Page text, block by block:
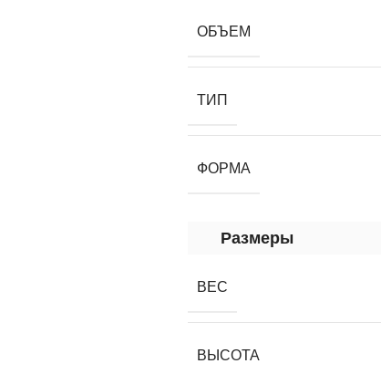
ОБЪЕМ
ТИП
ФОРМА
Размеры
ВЕС
ВЫСОТА